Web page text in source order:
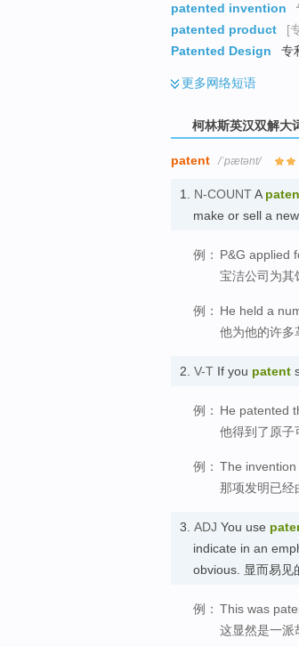
patented invention
patented product
[
Patented Design
专
更多网络短语
柯林斯英汉双解大
patent /ˈpætənt/
1. N-COUNTA
make or sell a
例： P&G applied
宝洁公司为其
例： He held a
他为他的许多
2. V-T If you patent
例： He patented
他得到了原子
例： The
那项发明已经
3. ADJ You use
indicate in an
obvious. 显而易见
例： This was
这显然是一派